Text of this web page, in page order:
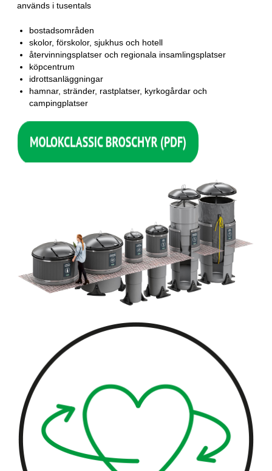
används i tusentals
bostadsområden
skolor, förskolor, sjukhus och hotell
återvinningsplatser och regionala insamlingsplatser
köpcentrum
idrottsanläggningar
hamnar, stränder, rastplatser, kyrkogårdar och
campingplatser